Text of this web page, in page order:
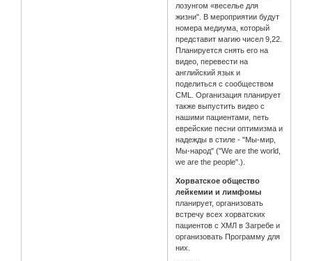
лозунгом «веселье для
жизни". В мероприятии будут
номера медиума, который
представит магию чисел 9,22.
Планируется снять его на
видео, перевести на
английский язык и
поделиться с сообществом
CML. Организация планирует
также выпустить видео с
нашими пациентами, петь
еврейские песни оптимизма и
надежды в стиле - "Мы-мир,
Мы-народ" ("We are the world,
we are the people".).
Хорватское общество
лейкемии и лимфомы
планирует, организовать
встречу всех хорватских
пациентов с ХМЛ в Загребе и
организовать Программу для
них.